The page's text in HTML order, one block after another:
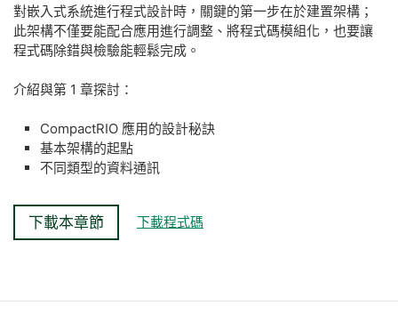
對嵌入式系統進行程式設計時，關鍵的第一步在於建置架構；
此架構不僅要能配合應用進行調整、將程式碼模組化，也要讓
程式碼除錯與檢驗能輕鬆完成。
介紹與第 1 章探討：
CompactRIO 應用的設計秘訣
基本架構的起點
不同類型的資料通訊
下載本章節 下載程式碼